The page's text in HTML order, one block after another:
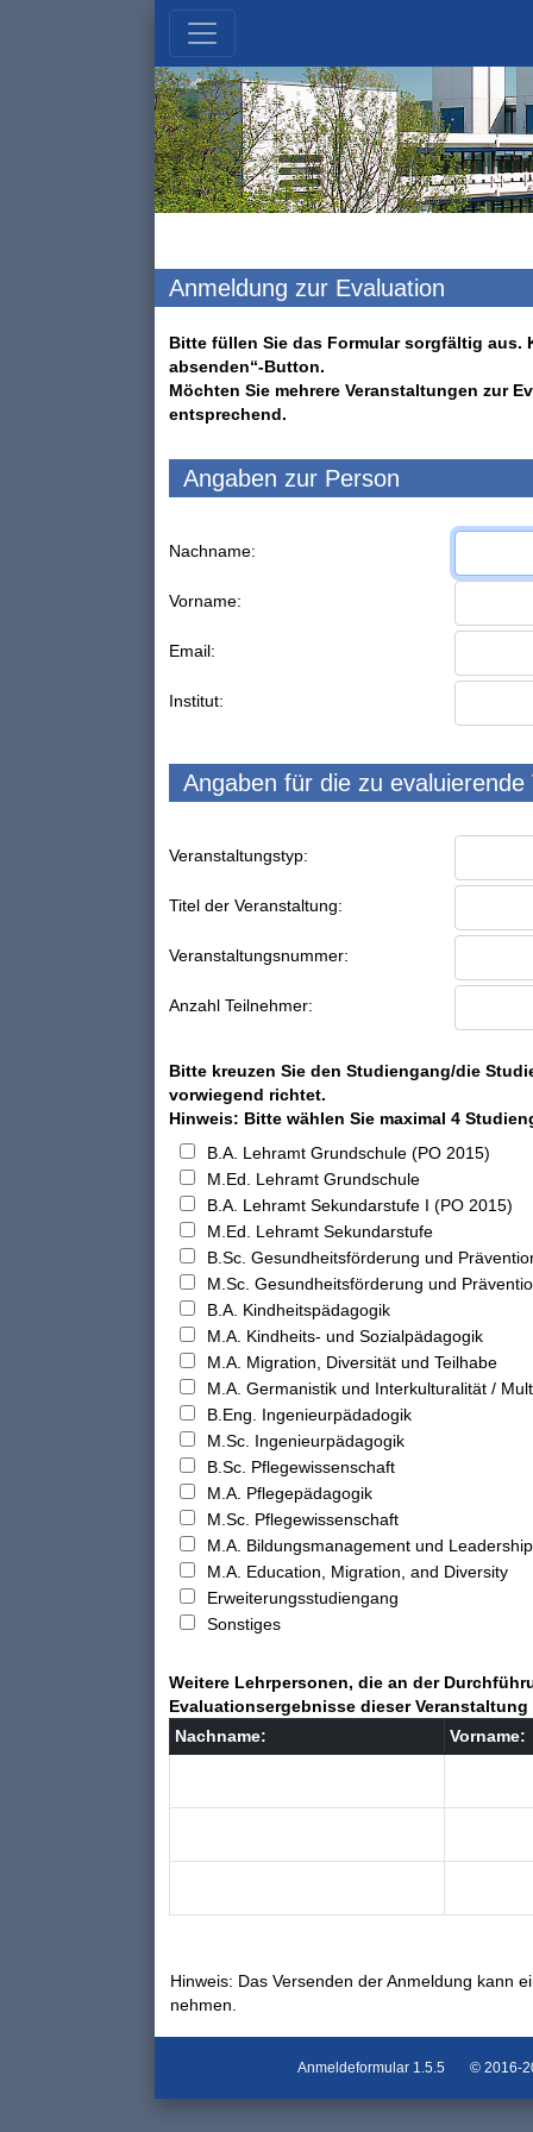
Anmeldung zur Evaluation
Bitte füllen Sie das Formular sorgfältig aus.
absenden“-Button.
Möchten Sie mehrere Veranstaltungen zur
entsprechend.
Angaben zur Person
Nachname:
Vorname:
Email:
Institut:
Angaben für die zu evaluierende
Veranstaltungstyp:
Titel der Veranstaltung:
Veranstaltungsnummer:
Anzahl Teilnehmer:
Bitte kreuzen Sie den Studiengang/die
vorwiegend richtet.
Hinweis: Bitte wählen Sie maximal 4
B.A. Lehramt Grundschule (PO 2015)
M.Ed. Lehramt Grundschule
B.A. Lehramt Sekundarstufe I (PO 2015)
M.Ed. Lehramt Sekundarstufe
B.Sc. Gesundheitsförderung und
M.Sc. Gesundheitsförderung und
B.A. Kindheitspädagogik
M.A. Kindheits- und Sozialpädagogik
M.A. Migration, Diversität und Teilhabe
M.A. Germanistik und Interkulturalität /
B.Eng. Ingenieurpädadogik
M.Sc. Ingenieurpädagogik
B.Sc. Pflegewissenschaft
M.A. Pflegepädagogik
M.Sc. Pflegewissenschaft
M.A. Bildungsmanagement und
M.A. Education, Migration, and Diversity
Erweiterungsstudiengang
Sonstiges
Weitere Lehrpersonen, die an der
Evaluationsergebnisse dieser
Nachname:
Vorname:
Hinweis: Das Versenden der Anmeldung kann
nehmen.
Anmeldeformular 1.5.5 © 2016-